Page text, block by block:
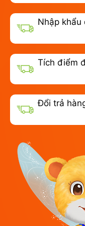
Nhập khẩu
Tích điểm
Đổi trả